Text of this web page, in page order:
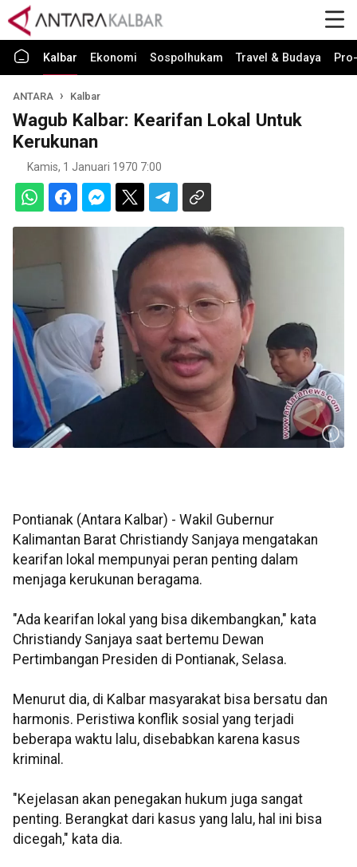
Kalbar Ekonomi Sospolhukam Travel & Budaya
ANTARA Kalbar
Wagub Kalbar: Kearifan Lokal Untuk
Kerukunan
Kamis, 1 Januari 1970 7:00
Pontianak (Antara Kalbar) - Wakil Gubernur
Kalimantan Barat Christiandy Sanjaya mengatakan
kearifan lokal mempunyai peran penting dalam
menjaga kerukunan beragama.
"Ada kearifan lokal yang bisa dikembangkan," kata
Christiandy Sanjaya saat bertemu Dewan
Pertimbangan Presiden di Pontianak, Selasa.
Menurut dia, di Kalbar masyarakat bisa bersatu dan
harmonis. Peristiwa konflik sosial yang terjadi
beberapa waktu lalu, disebabkan karena kasus
kriminal.
"Kejelasan akan penegakan hukum juga sangat
penting. Berangkat dari kasus yang lalu, hal ini bisa
dicegah," kata dia.